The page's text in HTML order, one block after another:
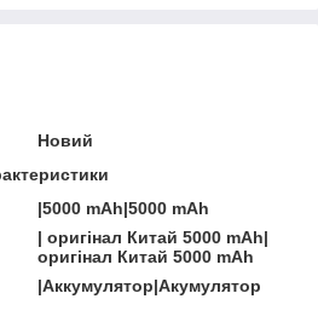
Новий
|5000 mAh|5000 mAh
| оригінал Китай 5000 mAh|
оригінал Китай 5000 mAh
|Аккумулятор|Акумулятор